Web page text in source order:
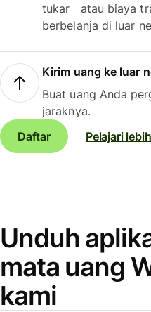
tukar atau biaya
berbelanja di luar
Kirim uang ke luar
Buat uang Anda
jaraknya.
Daftar
Pelajari
Unduh
mata uang
kami